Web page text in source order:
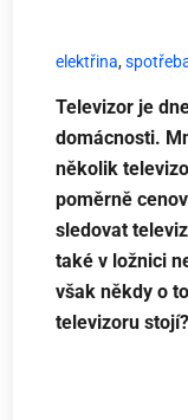
elektřina,
Televizor je
domácnosti.
několik
poměrně
sledovat
také v ložnici
však někdy o
televizoru stojí?